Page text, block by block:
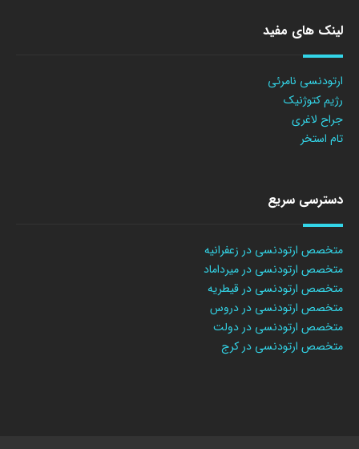
لینک های مفید
ارتودنسی نامرئی
رژیم کتوژنیک
جراح لاغری
تام استخر
دسترسی سریع
متخصص ارتودنسی در زعفرانیه
متخصص ارتودنسی در میرداماد
متخصص ارتودنسی در قیطریه
متخصص ارتودنسی در دروس
متخصص ارتودنسی در دولت
متخصص ارتودنسی در کرج